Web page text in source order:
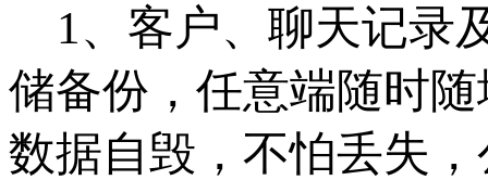
1、客户、聊天记录
储备份，任意端随时
数据自毁，不怕丢失